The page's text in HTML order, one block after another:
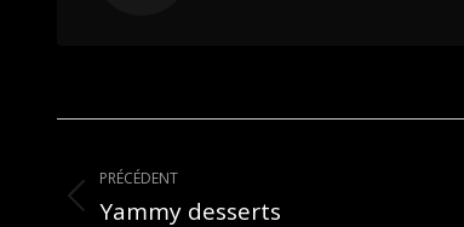
article
PRÉCÉDENT
Article
Yammy desserts